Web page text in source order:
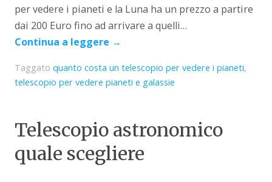
per vedere i pianeti e la Luna ha un prezzo a partire
dai 200 Euro fino ad arrivare a quelli…
Continua a leggere →
Taggatoquanto costa un telescopio per vedere i pianeti,
telescopio per vedere pianeti e galassie
Telescopio astronomico
quale scegliere